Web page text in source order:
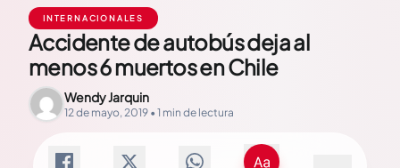
INTERNACIONALES
Accidente de autobús deja al
menos 6 muertos en Chile
Wendy Jarquin
12 de mayo, 2019 • 1 min de lectura